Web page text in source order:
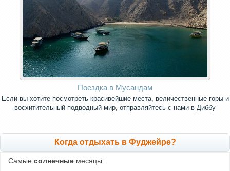
Поездка в Мусандам
Если вы хотите посмотреть красивейшие места, величественные горы и
восхитительный подводный мир, отправляйтесь с нами в Диббу
Когда отдыхать в Фуджейре?
Самые солнечные месяцы: